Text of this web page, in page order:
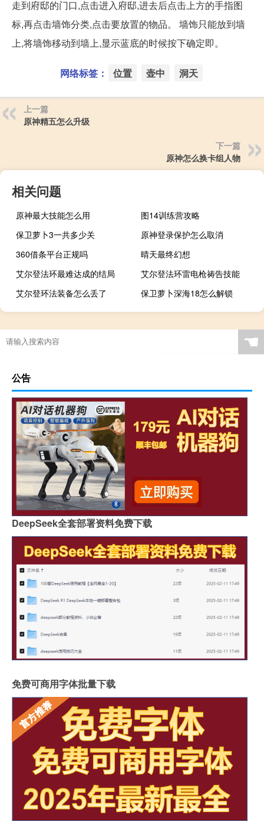
走到府邸的门口,点击进入府邸,进去后点击上方的手指图
标,再点击墙饰分类,点击要放置的物品。 墙饰只能放到墙
上,将墙饰移动到墙上,显示蓝底的时候按下确定即。
网络标签： 位置 壶中 洞天
上一篇
原神精五怎么升级
下一篇
原神怎么换卡组人物
相关问题
原神最大技能怎么用
图14训练营攻略
保卫萝卜3一共多少关
原神登录保护怎么取消
360借条平台正规吗
晴天最终幻想
艾尔登法环最难达成的结局
艾尔登法环雷电枪祷告技能
艾尔登环法装备怎么丢了
保卫萝卜深海18怎么解锁
☚
公告
DeepSeek全套部署资料免费下载
免费可商用字体批量下载